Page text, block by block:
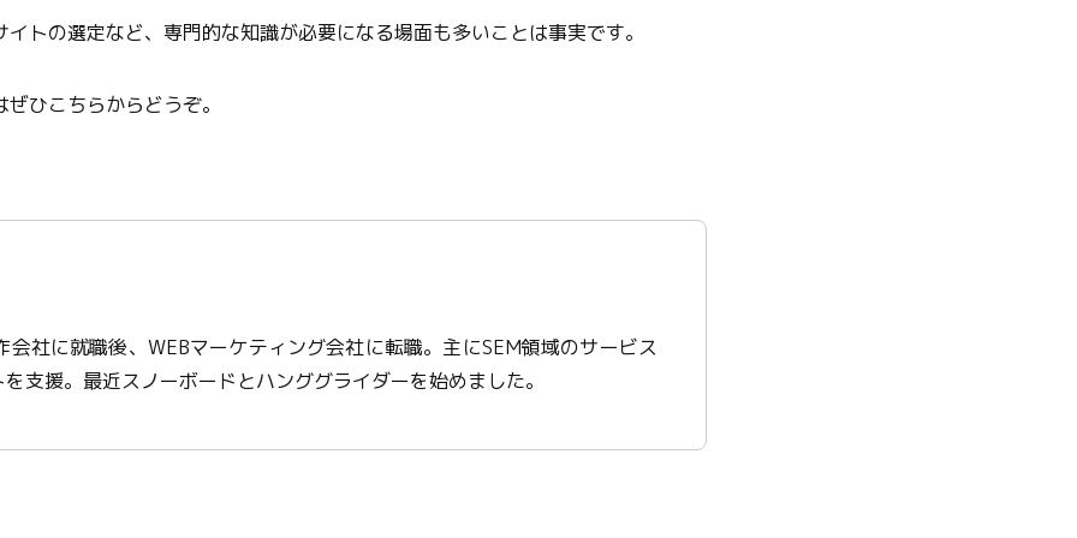
トの選定など、専門的な知識が必要になる場面も多いことは事実です。
ひこちらからどうぞ。
社に就職後、WEBマーケティング会社に転職。主にSEM領域のサービス
支援。最近スノーボードとハンググライダーを始めました。